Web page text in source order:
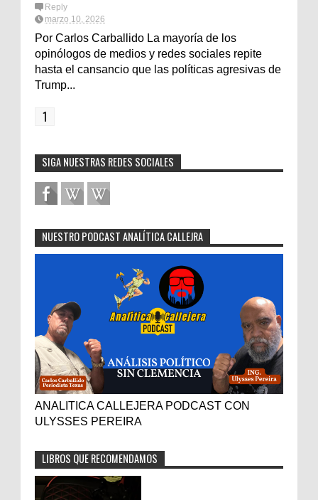
Reply
marzo 10, 2026
Por Carlos Carballido La mayoría de los
opinólogos de medios y redes sociales repite
hasta el cansancio que las políticas agresivas de
Trump...
1
SIGA NUESTRAS REDES SOCIALES
NUESTRO PODCAST ANALÍTICA CALLEJRA
ANALITICA CALLEJERA PODCAST CON
ULYSSES PEREIRA
LIBROS QUE RECOMENDAMOS